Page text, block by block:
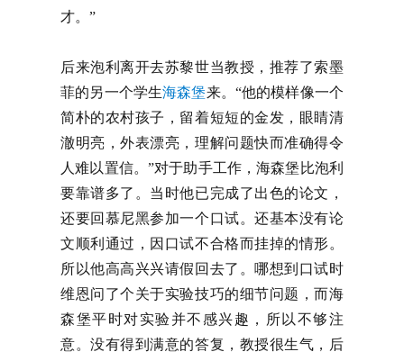
才。”
后来泡利离开去苏黎世当教授，推荐了索墨
菲的另一个学生海森堡来。“他的模样像一个
简朴的农村孩子，留着短短的金发，眼睛清
澈明亮，外表漂亮，理解问题快而准确得令
人难以置信。”对于助手工作，海森堡比泡利
要靠谱多了。当时他已完成了出色的论文，
还要回慕尼黑参加一个口试。还基本没有论
文顺利通过，因口试不合格而挂掉的情形。
所以他高高兴兴请假回去了。哪想到口试时
维恩问了个关于实验技巧的细节问题，而海
森堡平时对实验并不感兴趣，所以不够注
意。没有得到满意的答复，教授很生气，后